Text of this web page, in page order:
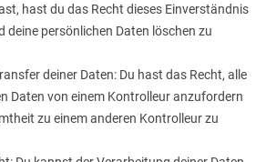
hast du das Recht dieses Einverständnis
deine persönlichen Daten löschen zu
deiner Daten: Du hast das Recht, alle
Daten von einem Kontrolleur anzufordern
zu einem anderen Kontrolleur zu